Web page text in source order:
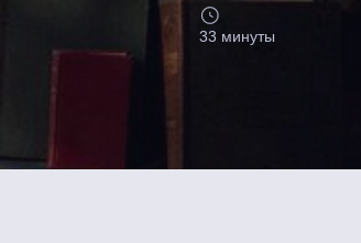
33 минуты